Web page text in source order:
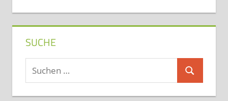
SUCHE
Suchen
nach:
Suchen